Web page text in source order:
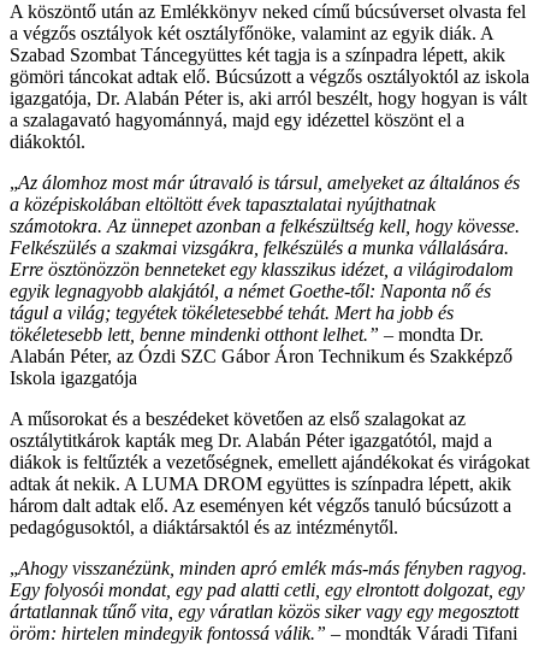
A köszöntő után az Emlékkönyv neked című búcsúverset olvasta fel
a végzős osztályok két osztályfőnöke, valamint az egyik diák. A
Szabad Szombat Táncegyüttes két tagja is a színpadra lépett, akik
gömöri táncokat adtak elő. Búcsúzott a végzős osztályoktól az iskola
igazgatója, Dr. Alabán Péter is, aki arról beszélt, hogy hogyan is vált
a szalagavató hagyománnyá, majd egy idézettel köszönt el a
diákoktól.
„Az álomhoz most már útravaló is társul, amelyeket az általános és
a középiskolában eltöltött évek tapasztalatai nyújthatnak
számotokra. Az ünnepet azonban a felkészültség kell, hogy kövesse.
Felkészülés a szakmai vizsgákra, felkészülés a munka vállalására.
Erre ösztönözzön benneteket egy klasszikus idézet, a világirodalom
egyik legnagyobb alakjától, a német Goethe-től: Naponta nő és
tágul a világ; tegyétek tökéletesebbé tehát. Mert ha jobb és
tökéletesebb lett, benne mindenki otthont lelhet.” – mondta Dr.
Alabán Péter, az Ózdi SZC Gábor Áron Technikum és Szakképző
Iskola igazgatója
A műsorokat és a beszédeket követően az első szalagokat az
osztálytitkárok kapták meg Dr. Alabán Péter igazgatótól, majd a
diákok is feltűzték a vezetőségnek, emellett ajándékokat és virágokat
adtak át nekik. A LUMA DROM együttes is színpadra lépett, akik
három dalt adtak elő. Az eseményen két végzős tanuló búcsúzott a
pedagógusoktól, a diáktársaktól és az intézménytől.
„Ahogy visszanézünk, minden apró emlék más-más fényben ragyog.
Egy folyosói mondat, egy pad alatti cetli, egy elrontott dolgozat, egy
ártatlannak tűnő vita, egy váratlan közös siker vagy egy megosztott
öröm: hirtelen mindegyik fontossá válik.” – mondták Váradi Tifani